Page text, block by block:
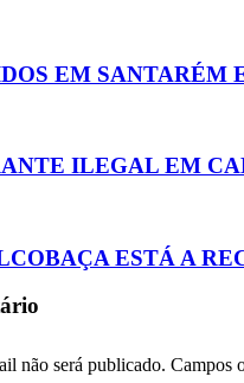
EM SANTARÉM
ILEGAL EM
ESTÁ A
não será publicado. Campos